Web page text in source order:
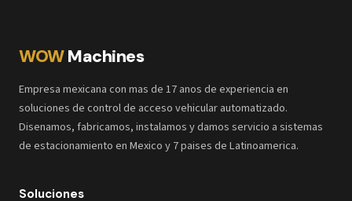
WOWMachines
Empresa mexicana con mas de 17 anos de experiencia en
soluciones de control de acceso vehicular automatizado.
Disenamos, fabricamos, instalamos y damos servicio a sistemas
de estacionamiento en Mexico y 7 paises de Latinoamerica.
Soluciones